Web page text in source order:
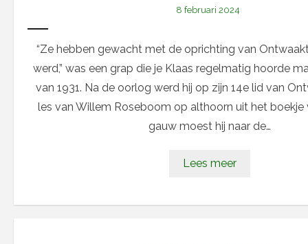
8 februari 2024
“Ze hebben gewacht met de oprichting van
werd,” was een grap die je Klaas regelmatig hoorde
van 1931. Na de oorlog werd hij op zijn 14e lid van
les van Willem Roseboom op althoorn uit het boekje
gauw moest hij naar de…
Lees meer